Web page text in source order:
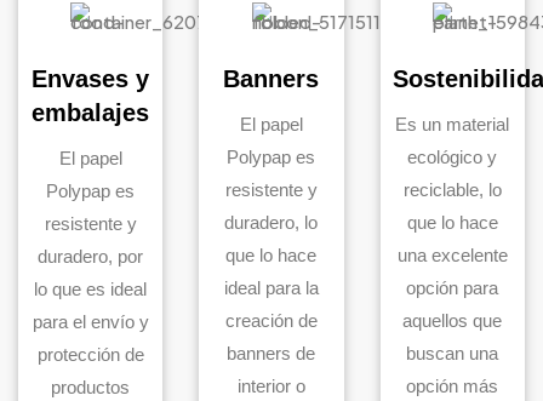
Envases y
embalajes
El papel
Polypap es
resistente y
duradero, por
lo que es ideal
para el envío y
protección de
productos
Banners
El papel
Polypap es
resistente y
duradero, lo
que lo hace
ideal para la
creación de
banners de
interior o
Es un material
ecológico y
reciclable, lo
que lo hace
una excelente
opción para
aquellos que
buscan una
opción más